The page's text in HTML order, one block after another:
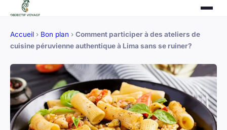
Accueil › Bon plan › Comment participer à des ateliers de
cuisine péruvienne authentique à Lima sans se ruiner?